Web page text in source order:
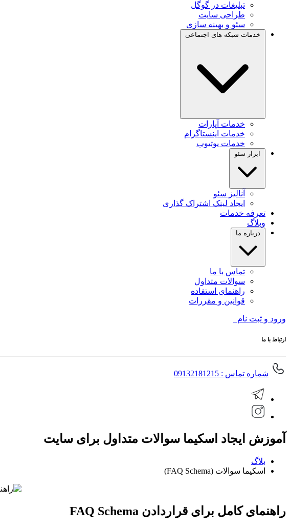
تبلیغات در گوگل
طراحی سایت
سئو و بهینه سازی
خدمات شبکه های اجتماعی
خدمات آپارات
خدمات اینستاگرام
خدمات یوتیوب
ابزار سئو
آنالیز سئو
ایجاد لینک اشتراک گذاری
تعرفه خدمات
وبلاگ
درباره ما
تماس با ما
سوالات متداول
راهنمای استفاده
قوانین و مقررات
ورود و ثبت نام
ارتباط با ما
شماره تماس : 09132181215
آموزش ایجاد اسکیما سوالات متداول برای سایت
بلاگ
اسکیما سوالات (FAQ Schema)
راهنمای کامل برای قراردادن FAQ Schema